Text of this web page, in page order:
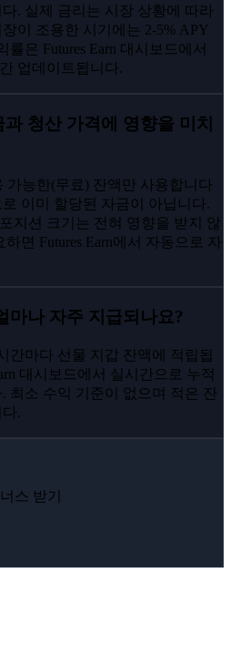
. 실제 금리는 시장 상황에 따라
이 조용한 시기에는 2-5% APY
은 Futures Earn 대시보드에서
업데이트됩니다.
청산 가격에 영향을 미치
가능한(무료) 잔액만 사용합니다
이미 할당된 자금이 아닙니다.
지션 크기는 전혀 영향을 받지 않
면 Futures Earn에서 자동으로 자
마나 자주 지급되나요?
간마다 선물 지갑 잔액에 적립됩
대시보드에서 실시간으로 누적
최소 수익 기준이 없으며 적은 잔
.
스 받기